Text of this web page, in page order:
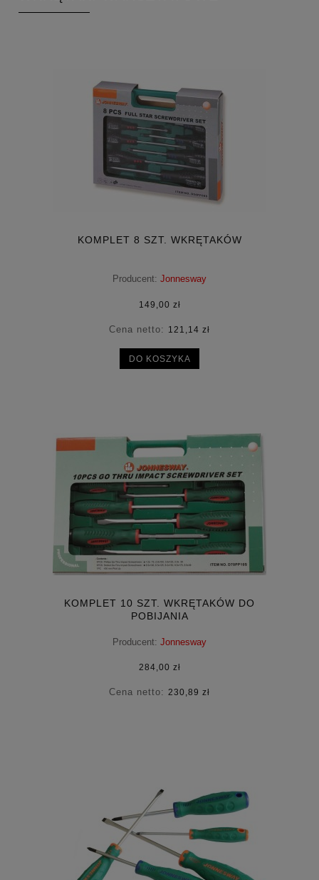
KOMPLET 8 SZT. WKRĘTAKÓW
Producent: Jonnesway
149,00 zł
Cena netto: 121,14 zł
DO KOSZYKA
KOMPLET 10 SZT. WKRĘTAKÓW DO
POBIJANIA
Producent: Jonnesway
284,00 zł
Cena netto: 230,89 zł